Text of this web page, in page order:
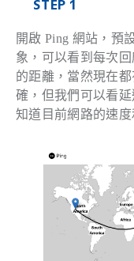
STEP 1
開啟 Ping 網站，預
象，可以看到每次
的距離，當然現在都
確，但我們可以看延
知道目前網路的速度